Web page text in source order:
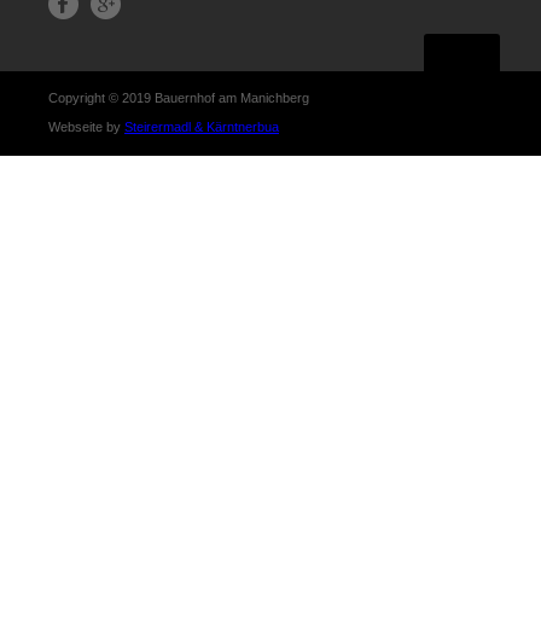
Copyright © 2019 Bauernhof am Manichberg
Webseite by Steirermadl & Kärntnerbua